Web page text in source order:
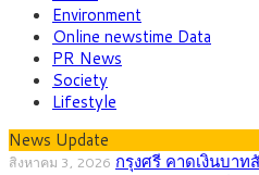
Environment
Online newstime Data
PR News
Society
Lifestyle
News Update
สิงหาคม 3, 2026 กรุงศรี คาดเงินบา